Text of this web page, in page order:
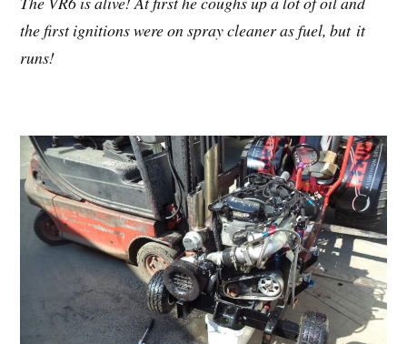
the first ignitions were on spray cleaner as fuel, but it
runs!